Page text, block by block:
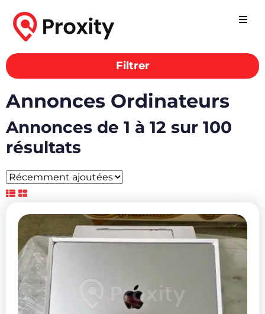
Filtrer
Annonces Ordinateurs
Annonces de 1 à 12 sur 100
résultats